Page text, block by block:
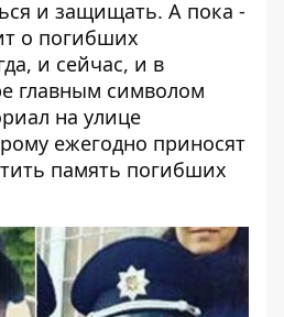
и защищать. А пока -
о погибших
и сейчас, и в
главным символом
на улице
ежегодно приносят
память погибших